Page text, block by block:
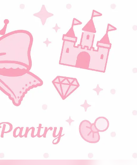
書籍・雑誌出版
チャレンジ
CAMPFIRE for Social Good
CAMPFIREふるさと納税